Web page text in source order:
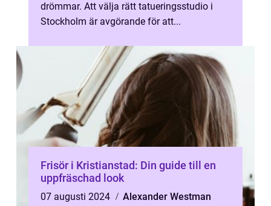
drömmar. Att välja rätt tatueringsstudio i
Stockholm är avgörande för att...
Frisör i Kristianstad: Din guide till en
uppfräschad look
07 augusti 2024
Alexander Westman